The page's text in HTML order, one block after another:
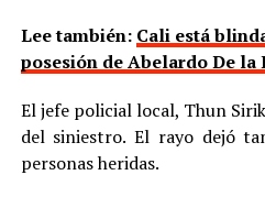
Lee también: Cali está
posesión de Abelardo De la
El jefe policial local, Thun
del siniestro. El rayo dejó
personas heridas.